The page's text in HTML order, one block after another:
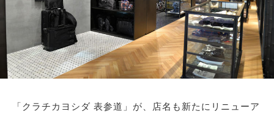
「クラチカヨシダ 表参道」が、店名も新たにリニューア